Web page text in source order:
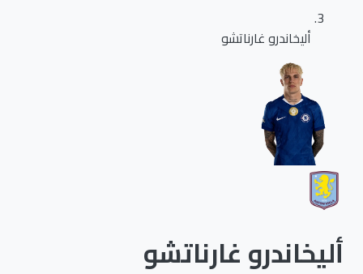
أليخاندرو غارناتشو
أليخاندرو غارناتشو